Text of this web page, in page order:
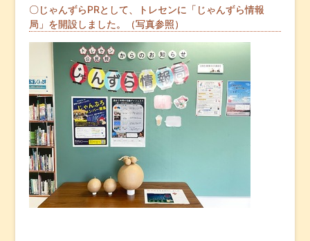
〇じゃんずらPRとして、トレセンに「じゃんずら情報
局」を開設しました。（写真参照）